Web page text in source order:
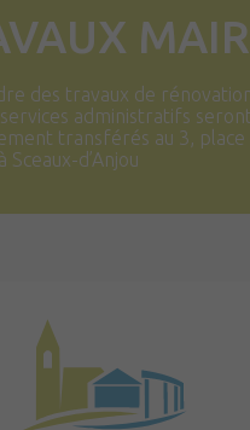
des travaux de
administratifs seront
transférés au 3, place
Sceaux-d’Anjou